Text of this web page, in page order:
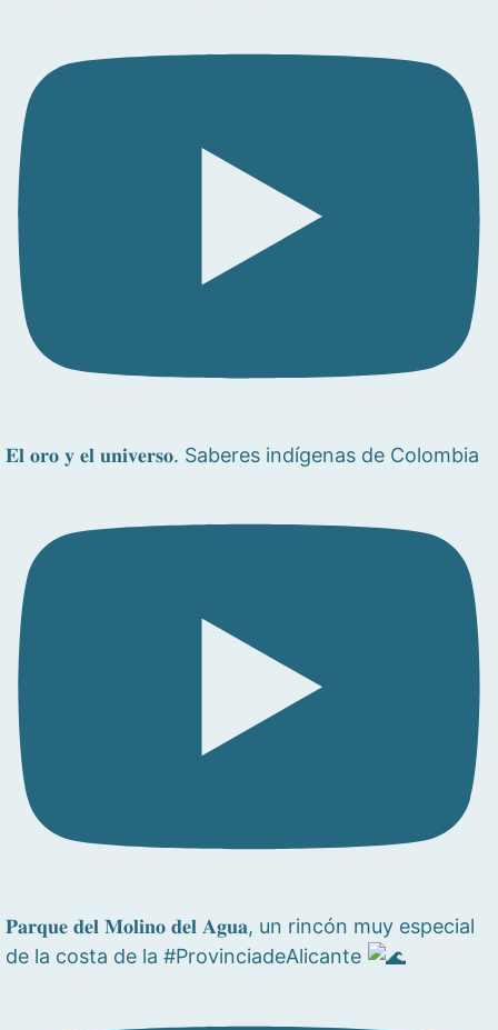
𝐄𝐥 𝐨𝐫𝐨 𝐲 𝐞𝐥 𝐮𝐧𝐢𝐯𝐞𝐫𝐬𝐨. Saberes indígenas de Colombia
𝐏𝐚𝐫𝐪𝐮𝐞 𝐝𝐞𝐥 𝐌𝐨𝐥𝐢𝐧𝐨 𝐝𝐞𝐥 𝐀𝐠𝐮𝐚, un rincón muy especial
de la costa de la #ProvinciadeAlicante